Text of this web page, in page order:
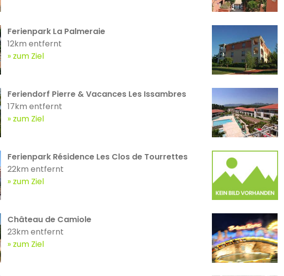
Ferienpark La Palmeraie
12km entfernt
zum Ziel
Feriendorf Pierre & Vacances Les Issambres
17km entfernt
zum Ziel
Ferienpark Résidence Les Clos de Tourrettes
22km entfernt
zum Ziel
Château de Camiole
23km entfernt
zum Ziel